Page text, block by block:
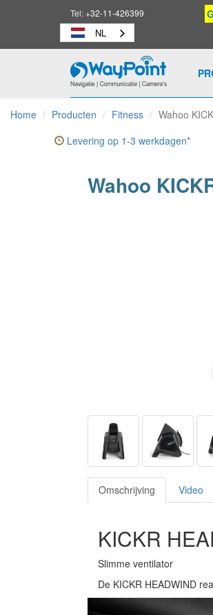
Tel:+32-11-426399
NL
Waypoint
-
naar
homepage
Home Producten Fitness
Wahoo
Levering op 1-3 werkdagen*
Wahoo
Omschrijving Video
KICKR
Slimme ventilator
De KICKR HEADWIND